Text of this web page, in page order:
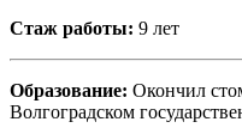
Стаж работы: 9 лет
Образование: Окончил
Волгоградском